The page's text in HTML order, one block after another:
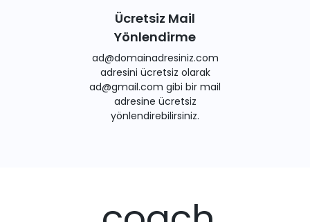
Ücretsiz Mail
Yönlendirme
ad@domainadresiniz.com
adresini ücretsiz olarak
ad@gmail.com gibi bir mail
adresine ücretsiz
yönlendirebilirsiniz.